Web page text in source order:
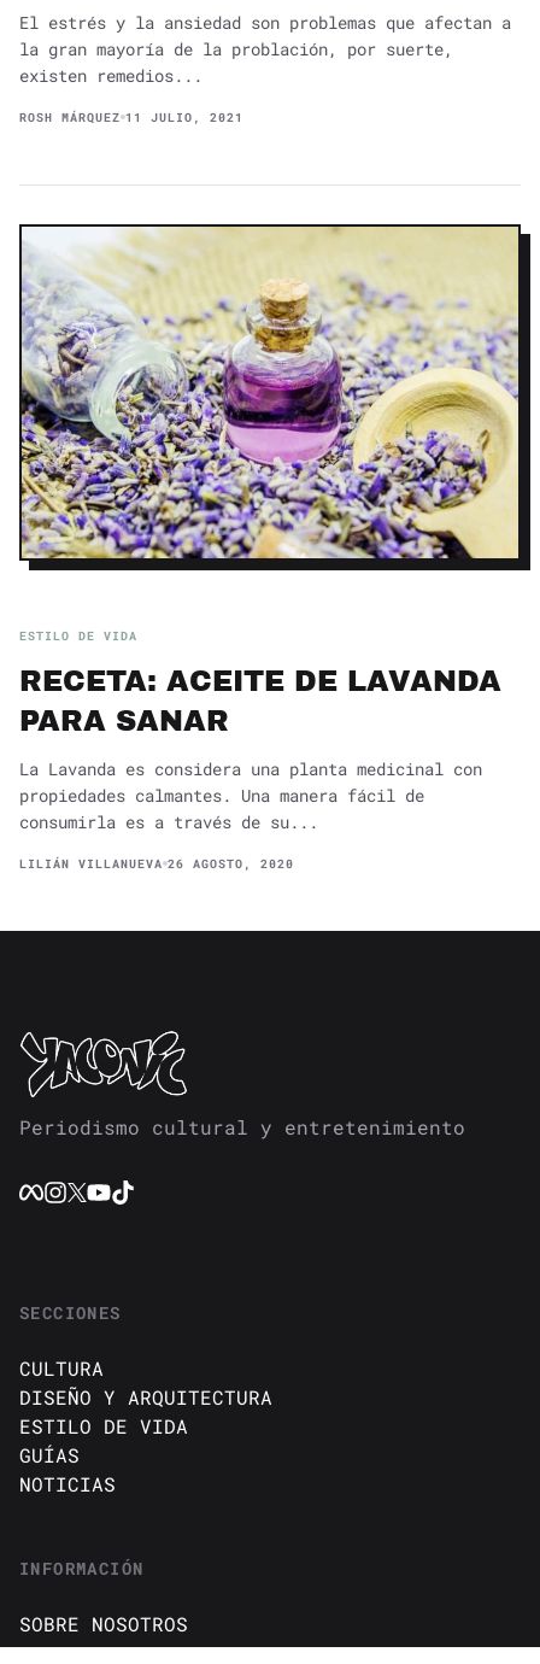
El estrés y la ansiedad son problemas que afectan a
la gran mayoría de la problación, por suerte,
existen remedios...
ROSH MÁRQUEZ 11 JULIO, 2021
ESTILO DE VIDA
RECETA: ACEITE DE LAVANDA
PARA SANAR
La Lavanda es considera una planta medicinal con
propiedades calmantes. Una manera fácil de
consumirla es a través de su...
LILIÁN VILLANUEVA 26 AGOSTO, 2020
Periodismo cultural y entretenimiento
SECCIONES
CULTURA
DISEÑO Y ARQUITECTURA
ESTILO DE VIDA
GUÍAS
NOTICIAS
INFORMACIÓN
SOBRE NOSOTROS
CONTACTO